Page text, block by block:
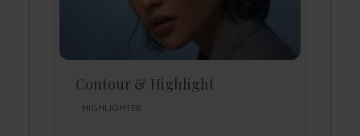
Contour & Highlight
HIGHLIGHTER